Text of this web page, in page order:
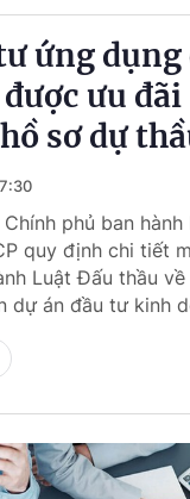
ứng dụng
được ưu
sơ dự
phủ ban
quy định chi tiết
Luật Đấu thầu
dự án đầu tư kinh